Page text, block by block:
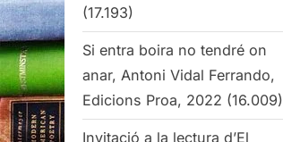
(17.193)
Si entra boira no tendré on
anar, Antoni Vidal Ferrando,
Edicions Proa, 2022 (16.009)
Invitació a la lectura d’El